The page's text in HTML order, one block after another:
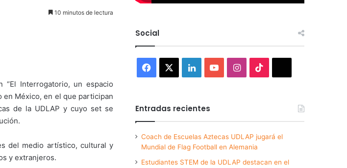
10 minutos de lectura
“El Interrogatorio, un espacio
en México, en el que participan
de la UDLAP y cuyo set se
del medio artístico, cultural y
y extranjeros.
Social
Facebook LinkedInYouTubeInstagram
Entradas recientes
Coach de Escuelas Aztecas UDLAP jugará el
Mundial de Flag Football en Alemania
Estudiantes STEM de la UDLAP destacan en el